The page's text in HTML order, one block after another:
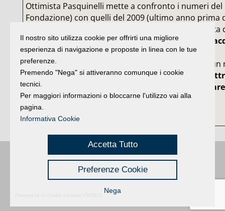
Ottimista Pasquinelli mette a confronto i numeri del
Fondazione) con quelli del 2009 (ultimo anno prima
commissariamento) con la raccolta globale passata
5,5, le filiali da 42 a 117 e il valore delle azioni, ora
euro, cresciute da 10 a quasi 21 euro.
In totale sono 118 i milioni di euro da tirare su in un
vendita del Cis ne potrebbero bastare di meno).
l’intuizione comunicativa di Eron si vuole
35milioni di euro dai 7mila piccoli soci.
Buongiorno:Riminié una testata registrata presso il Tribunale di Rimini
registrazione n. 2 /28/02/2012| © 2024 buongiornoRimini
Privacy | Credits
Il nostro sito utilizza cookie per offrirti una migliore
esperienza di navigazione e proposte in linea con le tue
preferenze.
Premendo "Nega" si attiveranno comunque i cookie
tecnici.
Per maggiori informazioni o bloccarne l'utilizzo vai alla
pagina.
Informativa Cookie
Accetta Tutto
Preferenze Cookie
Nega